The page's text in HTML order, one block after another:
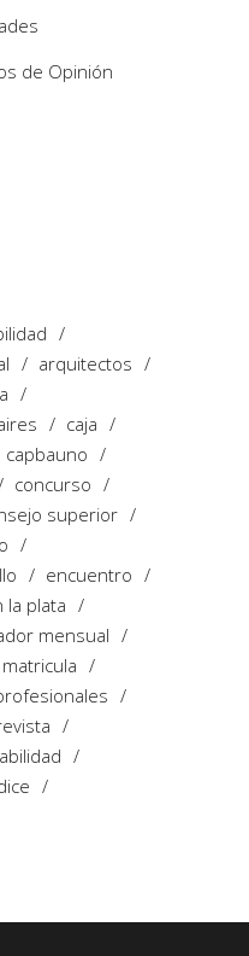
de Opinión
arquitectos
caja
capbauno
concurso
superior
encuentro
la plata
mensual
matricula